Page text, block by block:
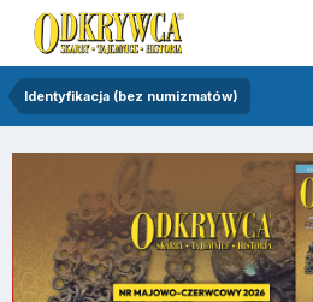
Identyfikacja (bez numizmatów)